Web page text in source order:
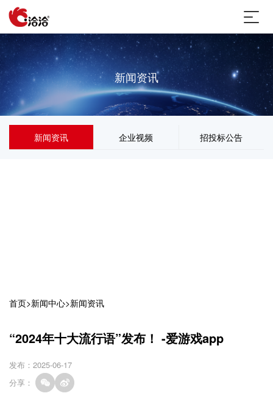
新闻资讯
新闻资讯 企业视频 招投标公告
首页>新闻中心>新闻资讯
“2024年十大流行语”发布！ -爱游戏app
发布：2025-06-17
分享：